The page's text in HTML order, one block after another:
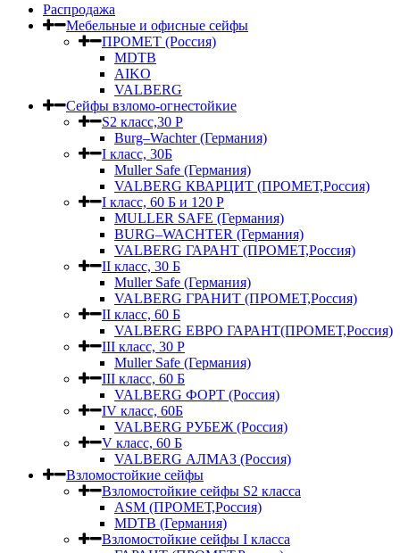
Распродажа
Мебельные и офисные сейфы
ПРОМЕТ (Россия)
MDTB
AIKO
VALBERG
Сейфы взломо-огнестойкие
S2 класс,30 Р
Burg–Wachter (Германия)
I класс, 30Б
Muller Safe (Германия)
VALBERG КВАРЦИТ (ПРОМЕТ,Россия)
I класс, 60 Б и 120 Р
MULLER SAFE (Германия)
BURG–WACHTER (Германия)
VALBERG ГАРАНТ (ПРОМЕТ,Россия)
II класс, 30 Б
Muller Safe (Германия)
VALBERG ГРАНИТ (ПРОМЕТ,Россия)
II класс, 60 Б
VALBERG ЕВРО ГАРАНТ(ПРОМЕТ,Россия)
III класс, 30 Р
Muller Safe (Германия)
III класс, 60 Б
VALBERG ФОРТ (Россия)
IV класс, 60Б
VALBERG РУБЕЖ (Россия)
V класс, 60 Б
VALBERG АЛМАЗ (Россия)
Взломостойкие сейфы
Взломостойкие сейфы S2 класса
ASM (ПРОМЕТ,Россия)
MDTB (Германия)
Взломостойкие сейфы I класса